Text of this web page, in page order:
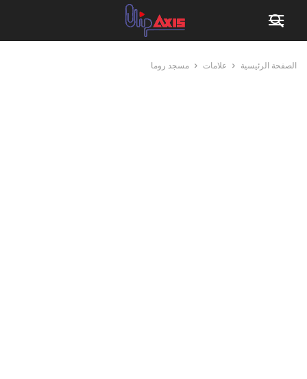
الصفحة الرئيسية علامات مسجد روما